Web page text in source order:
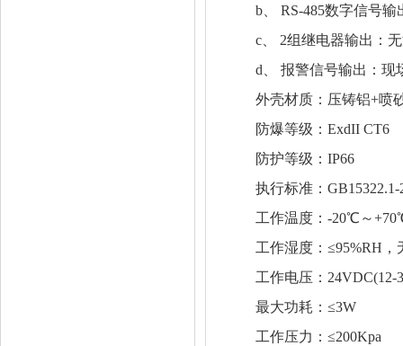
b、 RS-485数字信号输
c、 2组继电器输出：无
d、 报警信号输出：现
外壳材质：压铸铝+喷
防爆等级：ExdII CT6
防护等级：IP66
执行标准：GB15322.1-
工作温度：-20℃～
工作湿度：≤95%RH，
工作电压：24VDC(12-
最大功耗：≤3W
工作压力：≤200Kpa